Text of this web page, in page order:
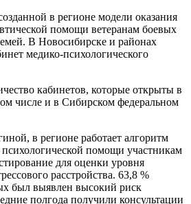
в регионе модели оказания
помощи ветеранам боевых
В Новосибирске и районах
медико-психологического
кабинетов, которые открыты в
числе и в Сибирском федеральном
в регионе работает алгоритм
психологической помощи участникам
для оценки уровня
расстройства. 63,8 %
был выявлен высокий риск
полгода получили консультации